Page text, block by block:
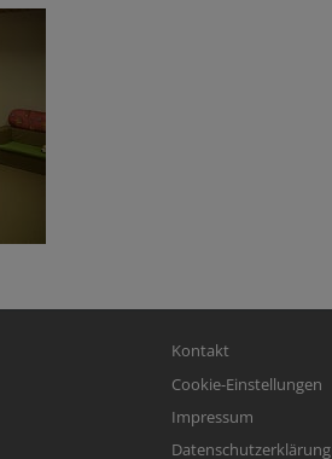
Fußbereichsmenü
Kontakt
Cookie-Einstellungen
Impressum
Datenschutzerklärung